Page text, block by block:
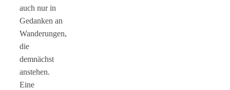
auch nur in
Gedanken an
Wanderungen,
die
demnächst
anstehen.
Eine